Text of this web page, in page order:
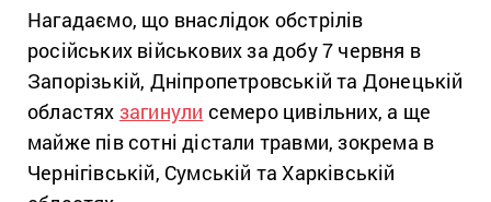
Нагадаємо, що внаслідок обстрілів
російських військових за добу 7 червня в
Запорізькій, Дніпропетровській та Донецькій
областях загинули семеро цивільних, а ще
майже пів сотні дістали травми, зокрема в
Чернігівській, Сумській та Харківській